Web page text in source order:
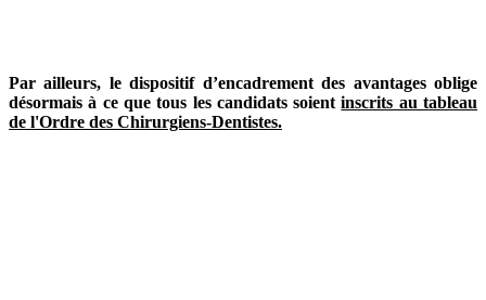
Par ailleurs, le dispositif d’encadrement des avantages oblige
désormais à ce que tous les candidats soientinscrits au tableau
de l'Ordre des Chirurgiens-Dentistes.